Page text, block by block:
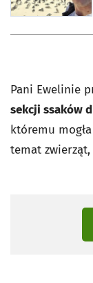
Pani Ewelinie
sekcji ssaków
któremu
temat